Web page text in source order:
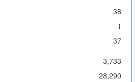
38
1
37
3,733
28,290